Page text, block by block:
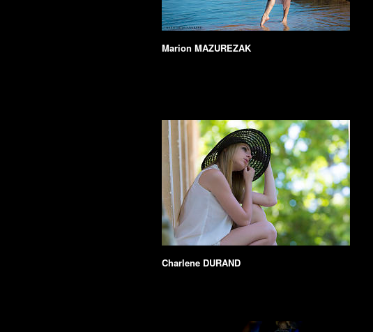
Marion MAZUREZAK
Charlene DURAND